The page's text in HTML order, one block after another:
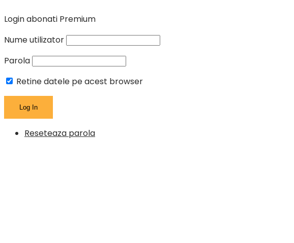
Login abonati Premium
Nume utilizator
Parola
Retine datele pe acest browser
Reseteaza parola